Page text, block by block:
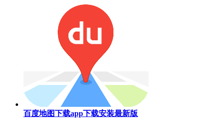
百度地图下载app下载安装最新版